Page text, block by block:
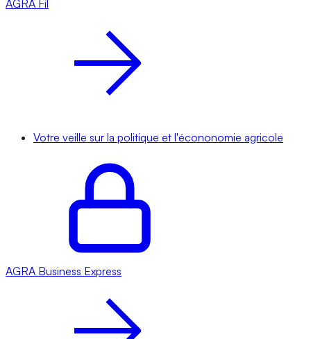
AGRA Fil
Votre veille sur la politique et l'écononomie agricole
AGRA Business Express